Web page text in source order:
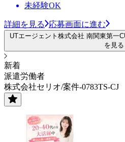
未経験OK
詳細を見る 応募画面に進む
UTエージェント株式会社 南関東第一
を見る
新着
派遣労働者
株式会社セリオ/案件-0783TS-CJ